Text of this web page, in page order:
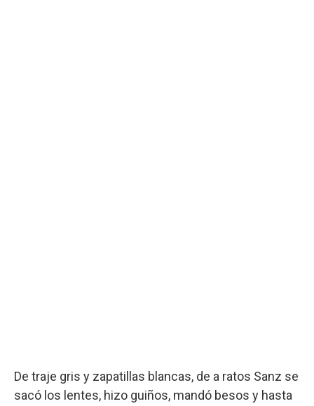
De traje gris y zapatillas blancas, de a ratos Sanz se
sacó los lentes, hizo guiños, mandó besos y hasta